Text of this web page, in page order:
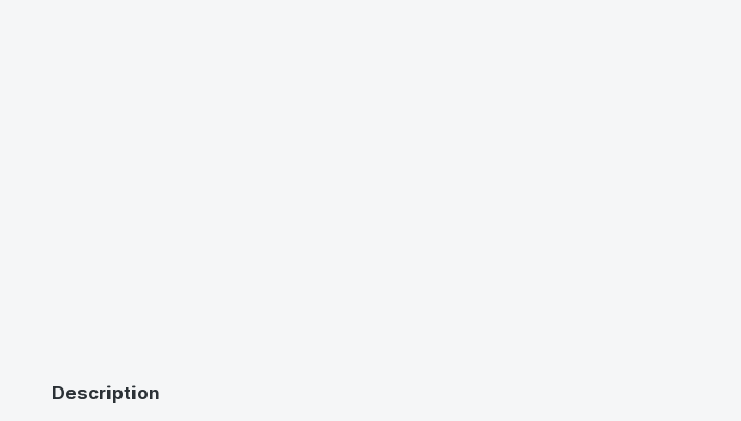
Description